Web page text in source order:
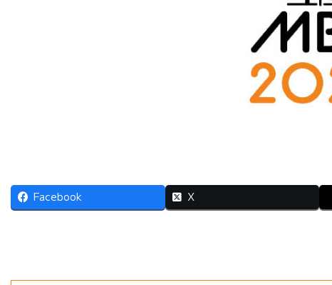
Facebook X